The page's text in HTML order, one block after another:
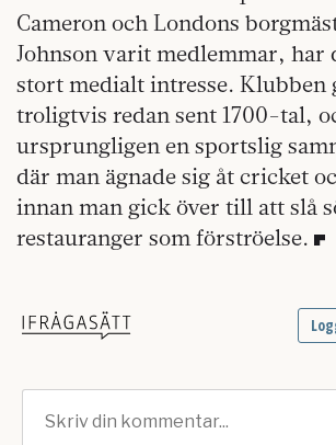
Cameron och Londons
Johnson varit medlemmar, har
stort medialt intresse. Klubben
troligtvis redan sent 1700-tal,
ursprungligen en sportslig
där man ägnade sig åt cricket
innan man gick över till att slå
restauranger som förströelse.